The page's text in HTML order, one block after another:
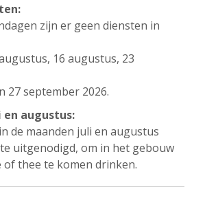
zijn er geen diensten in
16 augustus, 23
27 september 2026.
augustus:
de maanden juli en augustus
uitgenodigd, om in het gebouw
thee te komen drinken.